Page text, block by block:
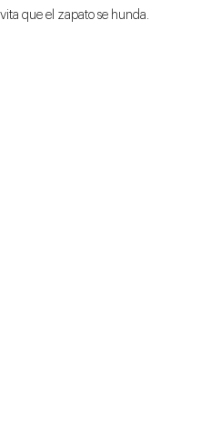
que el zapato se hunda.